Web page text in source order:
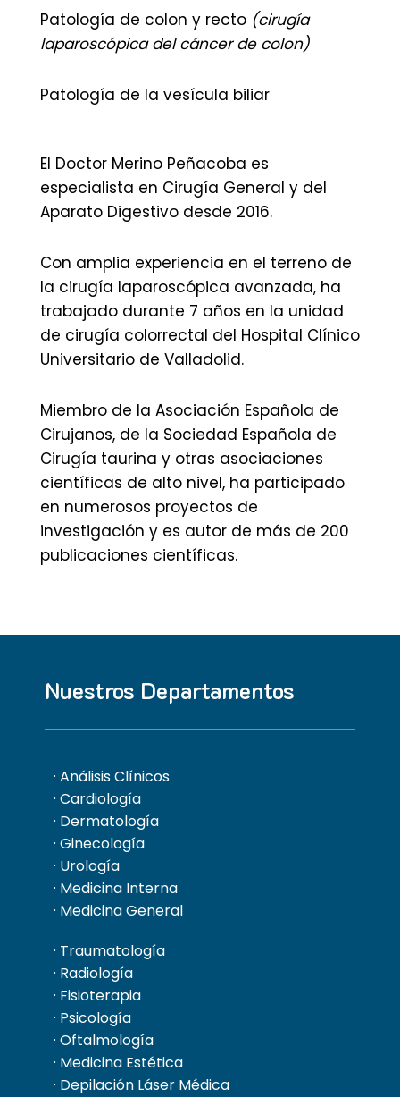
Patología de colon y recto (cirugía
laparoscópica del cáncer de colon)
Patología de la vesícula biliar
El Doctor Merino Peñacoba es
especialista en Cirugía General y del
Aparato Digestivo desde 2016.
Con amplia experiencia en el terreno de
la cirugía laparoscópica avanzada, ha
trabajado durante 7 años en la unidad
de cirugía colorrectal del Hospital Clínico
Universitario de Valladolid.
Miembro de la Asociación Española de
Cirujanos, de la Sociedad Española de
Cirugía taurina y otras asociaciones
científicas de alto nivel, ha participado
en numerosos proyectos de
investigación y es autor de más de 200
publicaciones científicas.
Nuestros Departamentos
· Análisis Clínicos
· Cardiología
· Dermatología
· Ginecología
· Urología
· Medicina Interna
· Medicina General
· Traumatología
· Radiología
· Fisioterapia
· Psicología
· Oftalmología
· Medicina Estética
· Depilación Láser Médica